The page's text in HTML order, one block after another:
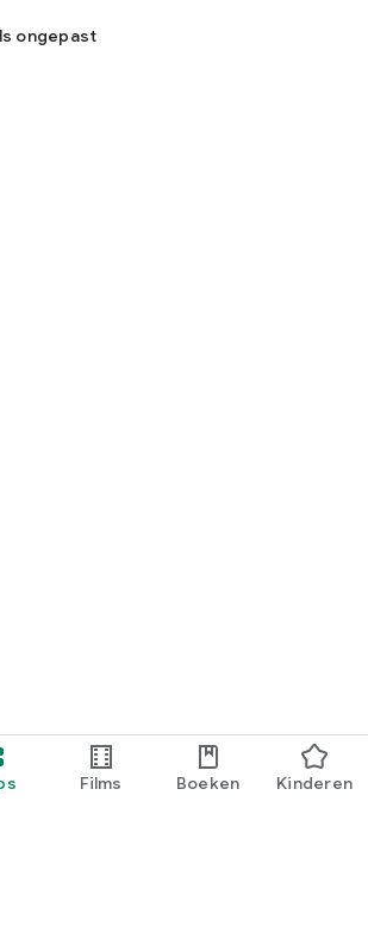
Films Boeken Kinderen
ongepast